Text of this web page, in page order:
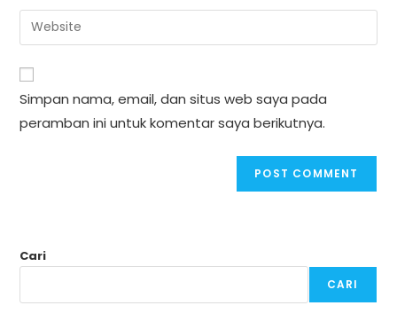
to
comment
email
address
comment
Enter
your
website
URL
(optional)
Simpan nama, email, dan situs web saya pada
peramban ini untuk komentar saya berikutnya.
Cari
CARI